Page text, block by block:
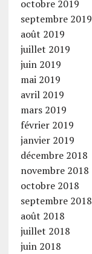
octobre 2019
septembre 2019
août 2019
juillet 2019
juin 2019
mai 2019
avril 2019
mars 2019
février 2019
janvier 2019
décembre 2018
novembre 2018
octobre 2018
septembre 2018
août 2018
juillet 2018
juin 2018